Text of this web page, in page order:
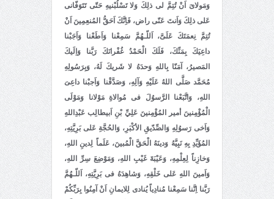
وَمَولاىَ اَنْ تُتِمَّ لى ذلِكَ وَلا تَسْلُبْنيهِ حَتّى تَتَوَفّانى
عَلى ذلِكَ وَاَنتَ عَنّى راض، فَاِنَّكَ اَحَقُّ المُنعِمِينَ اَنْ
تُتِمَّ نِعمَتَكَ عَلَىَّ، اَللّـهُمَّ سَمِعْنا وَاَطَعْنا وَاَجَبْنا
داعِيَكَ بِمَنِّكَ، فَلَكَ الْحَمْدُ غُفْرانَكَ رَبَّنا وَاِلَيكَ
المَصيرُ، آمَنّا بِاللهِ وَحدَهُ لا شَريكَ لَهُ، وَبِرَسُولِهِ
مُحَمَّد صَلَّى اللهُ عَلَيْهِ وَآلِهِ، وَصَدَّقْنا وَاَجبْنا داعِىَ
اللهِ، وَاتَّبَعْنا الرَّسوُلَ فى مُوالاةِ مَوْلانا وَمَوْلَى
الْمُؤْمِنينَ أمير المُؤْمِنينَ عَلِيِّ بْنِ اَبيطالِب عَبْدِاللهِ
وَاَخى رَسوُلِهِ وَالصِّدّيقِ الأكْبَرِ، وَالحُجَّةِ عَلى بَرِيَّتِهِ،
المُؤَيِّدِ بِهِ نَبِيَّهُ وَدينَهُ الْحَقَّ الْمُبينَ، عَلَماً لِدينِ اللهِ،
وَخازِناً لِعِلْمِهِ، وَعَيْبَةَ غَيْبِ اللهِ، وَمَوْضِعَ سِرِّ اللهِ،
وَاَمينَ اللهِ عَلى خَلْقِهِ، وَشاهِدَهُ فى بَرِيَّتِهِ، اَللّـهُمَّ
رَبَّنا اِنَّنا سَمِعْنا مُنادِياً يُنادى لِلايمانِ اَنْ آمِنُوا بِرَبِّكُمْ